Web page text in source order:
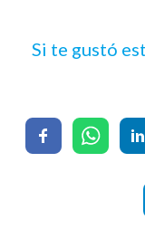
Si te gustó